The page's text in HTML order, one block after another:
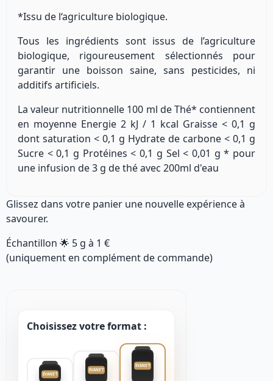
*Issu de l‘agriculture biologique.
Tous les ingrédients sont issus de l’agriculture
biologique, rigoureusement sélectionnés pour
garantir une boisson saine, sans pesticides, ni
additifs artificiels.
La valeur nutritionnelle 100 ml de Thé* contiennent
en moyenne Energie 2 kJ / 1 kcal Graisse < 0,1 g
dont saturation < 0,1 g Hydrate de carbone < 0,1 g
Sucre < 0,1 g Protéines < 0,1 g Sel < 0,01 g * pour
une infusion de 3 g de thé avec 200ml d'eau
Glissez dans votre panier une nouvelle expérience à
savourer.
Échantillon 🌟 5 g à 1 €
(uniquement en complément de commande)
Choisissez votre format :
EVANS'T
EVANS'T
EVANS'T